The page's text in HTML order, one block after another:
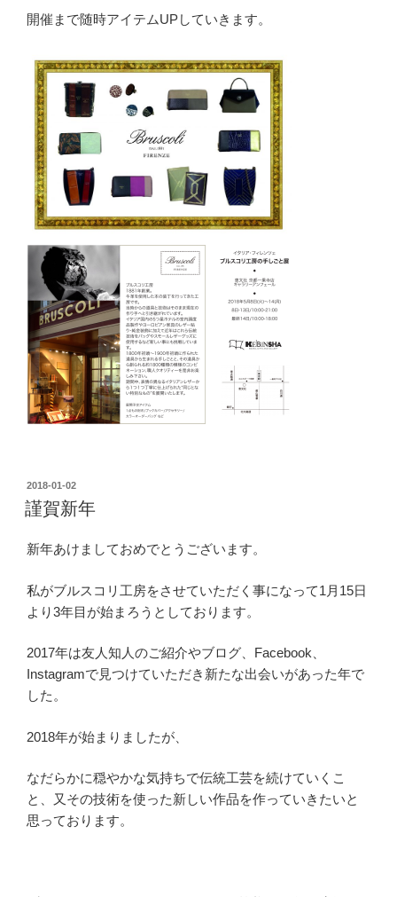
開催まで随時アイテムUPしていきます。
2018-01-02
謹賀新年
新年あけましておめでとうございます。
私がブルスコリ工房をさせていただく事になって1月15日
より3年目が始まろうとしております。
2017年は友人知人のご紹介やブログ、Facebook、
Instagramで見つけていただき新たな出会いがあった年で
した。
2018年が始まりましたが、
なだらかに穏やかな気持ちで伝統工芸を続けていくこ
と、又その技術を使った新しい作品を作っていきたいと
思っております。